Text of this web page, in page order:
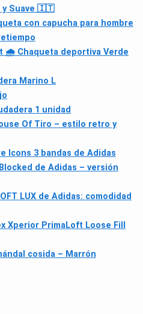
y Suave 🇮🇹
con capucha para hombre
🌧️ Chaqueta deportiva Verde
Marino L
1 unidad
Of Tiro – estilo retro y
Icons 3 bandas de Adidas
de Adidas – versión
LUX de Adidas: comodidad
Xperior PrimaLoft Loose Fill
cosida – Marrón